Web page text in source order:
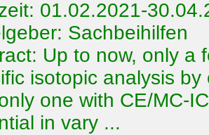
01.02.2021-
Sachbeihilfen
Up to now, only a
isotopic analysis
one with CE/MC-
in vary ...